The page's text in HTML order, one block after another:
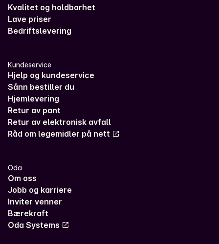
Kvalitet og holdbarhet
Lave priser
Bedriftslevering
Kundeservice
Hjelp og kundeservice
Sånn bestiller du
Hjemlevering
Retur av pant
Retur av elektronisk avfall
Råd om legemidler på nett
Oda
Om oss
Jobb og karriere
Inviter venner
Bærekraft
Oda Systems